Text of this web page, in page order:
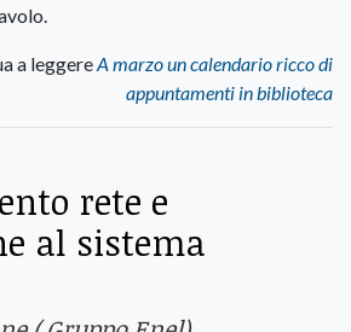
a leggereA marzo un calendario ricco di
appuntamenti in biblioteca
rete e
al sistema